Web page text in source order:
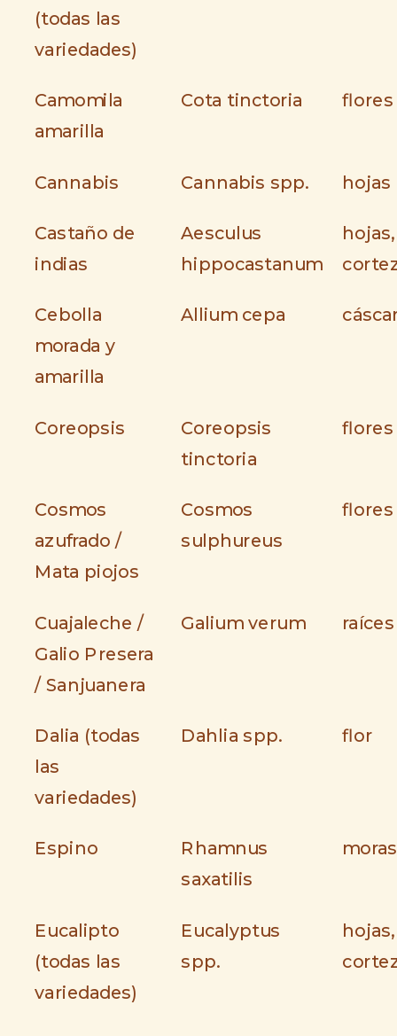
(todas las
variedades)
Camomila
amarilla
Cota tinctoria flores
Cannabis Cannabis spp. hojas
Castaño de
indias
Aesculus
hippocastanum
hojas,
Cebolla
morada y
amarilla
Allium cepa
Coreopsis
Coreopsis
tinctoria
flores
Cosmos
azufrado /
Mata piojos
Cosmos
sulphureus
flores
Cuajaleche /
Galio Presera
/ Sanjuanera
Galium verum raíces
Dalia (todas
las
variedades)
Dahlia spp. flor
Espino
Rhamnus
saxatilis
moras
Eucalipto
(todas las
variedades)
Eucalyptus
spp.
hojas,